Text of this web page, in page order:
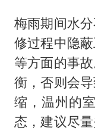
梅雨期间水
修过程中隐
等方面的事
衡，否则会
缩，温州的
态，建议尽